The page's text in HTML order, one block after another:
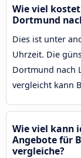
Wie viel
Dortmund
Dies ist unter
Uhrzeit. Die
Dortmund nach
vergleicht kann
Wie viel kann
Angebote für
vergleiche?